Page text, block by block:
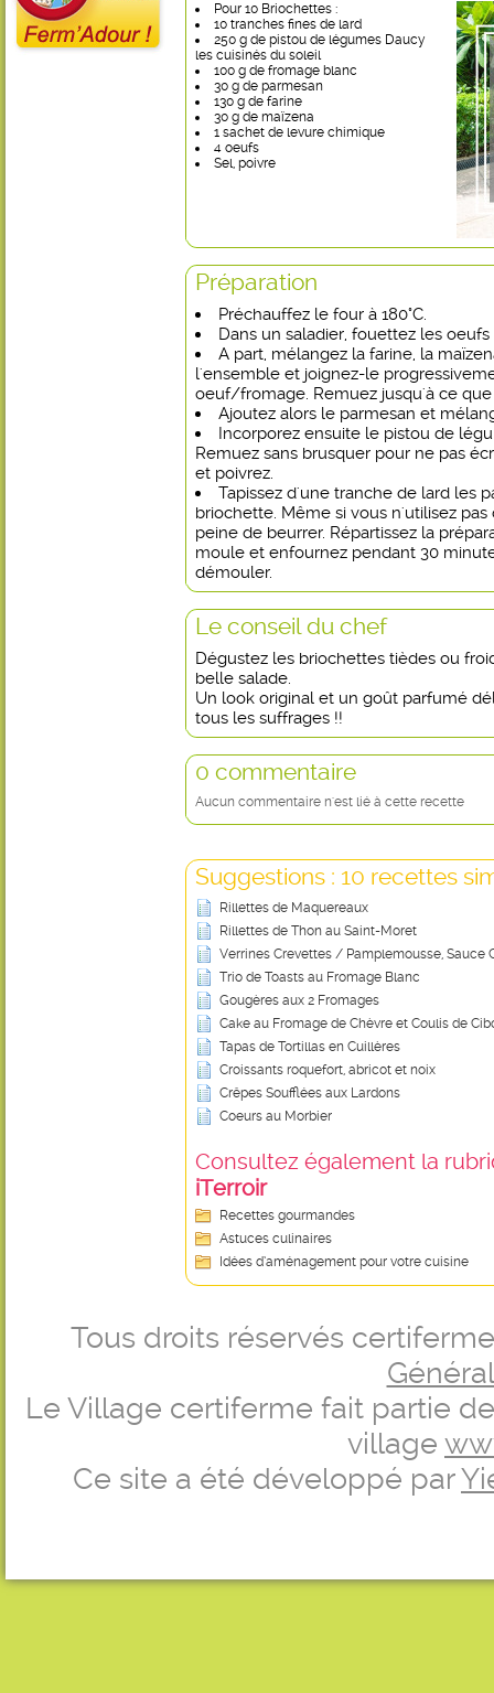
Pour 10 Briochettes :
10 tranches fines de lard
250 g de pistou de légumes Daucy
les cuisinés du soleil
100 g de fromage blanc
30 g de parmesan
130 g de farine
30 g de maïzena
1 sachet de levure chimique
4 oeufs
Sel, poivre
Préparation
Préchauffez le four à 180°C.
Dans un saladier, fouettez les
A part, mélangez la farine, la
l'ensemble et joignez-le
oeuf/fromage. Remuez jusqu'à ce
Ajoutez alors le parmesan et
Incorporez ensuite le pistou de
Remuez sans brusquer pour ne pas
et poivrez.
Tapissez d'une tranche de lard les
briochette. Même si vous n'utilisez
peine de beurrer. Répartissez la
moule et enfournez pendant 30
démouler.
Le conseil du chef
Dégustez les briochettes tièdes ou
belle salade.
Un look original et un goût parfumé
tous les suffrages !!
0 commentaire
Aucun commentaire n'est lié à cette recette
Suggestions : 10 recettes
Rillettes de Maquereaux
Rillettes de Thon au Saint-Moret
Verrines Crevettes / Pamplemousse, Sauce
Trio de Toasts au Fromage Blanc
Gougères aux 2 Fromages
Cake au Fromage de Chèvre et Coulis de
Tapas de Tortillas en Cuillères
Croissants roquefort, abricot et noix
Crêpes Soufflées aux Lardons
Coeurs au Morbier
Consultez également la
iTerroir
Recettes gourmandes
Astuces culinaires
Idées d’aménagement pour votre cuisine
Tous droits réservés
Le Village certiferme fait partie
village
Ce site a été développé par